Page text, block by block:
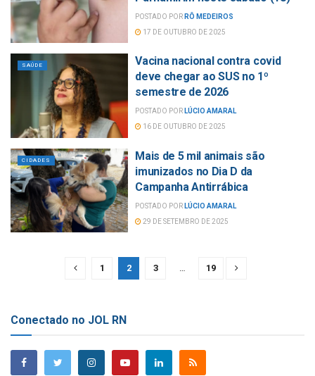
POSTADO POR RÔ MEDEIROS
17 DE OUTUBRO DE 2025
SAÚDE
Vacina nacional contra covid
deve chegar ao SUS no 1º
semestre de 2026
POSTADO POR LÚCIO AMARAL
16 DE OUTUBRO DE 2025
CIDADES
Mais de 5 mil animais são
imunizados no Dia D da
Campanha Antirrábica
POSTADO POR LÚCIO AMARAL
29 DE SETEMBRO DE 2025
1 2 3 … 19
Conectado no JOL RN